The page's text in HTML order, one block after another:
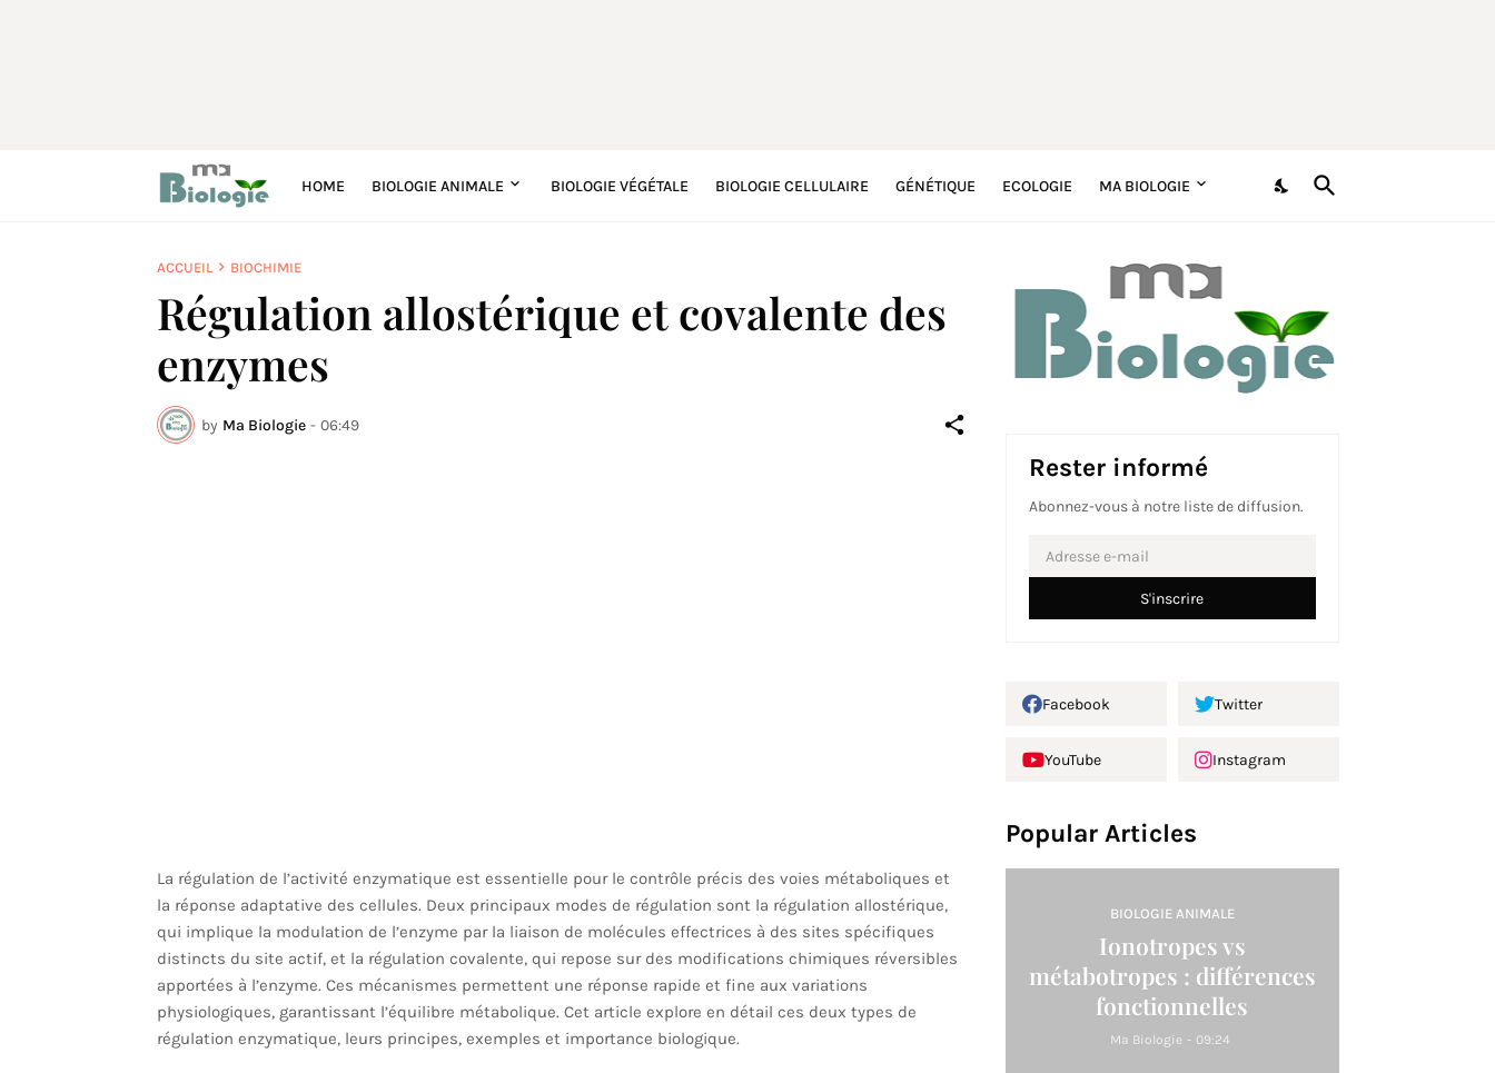
HOME BIOLOGIE ANIMALE BIOLOGIE VÉGÉTALE BIOLOGIE CELLULAIRE GÉNÉTIQUE ECOLOGIE MA BIOLOGIE
ACCUEIL BIOCHIMIE
Régulation allostérique et covalente des
enzymes
by Ma Biologie - 06:49
La régulation de l’activité enzymatique est essentielle pour le contrôle précis des voies métaboliques et
la réponse adaptative des cellules. Deux principaux modes de régulation sont la régulation allostérique,
qui implique la modulation de l’enzyme par la liaison de molécules effectrices à des sites spécifiques
distincts du site actif, et la régulation covalente, qui repose sur des modifications chimiques réversibles
apportées à l’enzyme. Ces mécanismes permettent une réponse rapide et fine aux variations
physiologiques, garantissant l’équilibre métabolique. Cet article explore en détail ces deux types de
régulation enzymatique, leurs principes, exemples et importance biologique.
Rester informé
Abonnez-vous à notre liste de diffusion.
Facebook Twitter
YouTube Instagram
Popular Articles
BIOLOGIE ANIMALE
Ionotropes vs
métabotropes : différences
fonctionnelles
Ma Biologie - 09:24